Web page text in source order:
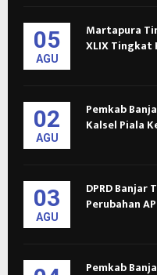
05
AGU
Martapura
XLIX Tingkat
02
AGU
Pemkab
Kalsel Piala
03
AGU
DPRD Banjar
Perubahan
Pemkab